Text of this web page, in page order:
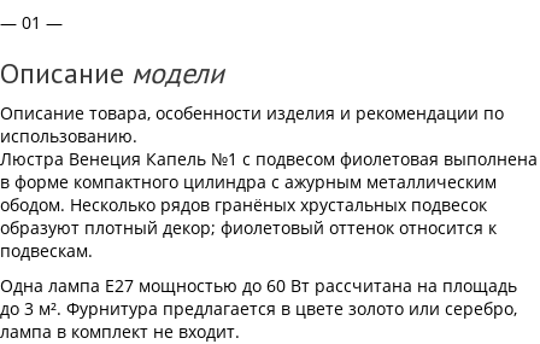
— 01 —
Описание модели
Описание товара, особенности изделия и рекомендации по
использованию.
Люстра Венеция Капель №1 с подвесом фиолетовая выполнена
в форме компактного цилиндра с ажурным металлическим
ободом. Несколько рядов гранёных хрустальных подвесок
образуют плотный декор; фиолетовый оттенок относится к
подвескам.
Одна лампа Е27 мощностью до 60 Вт рассчитана на площадь
до 3 м². Фурнитура предлагается в цвете золото или серебро,
лампа в комплект не входит.